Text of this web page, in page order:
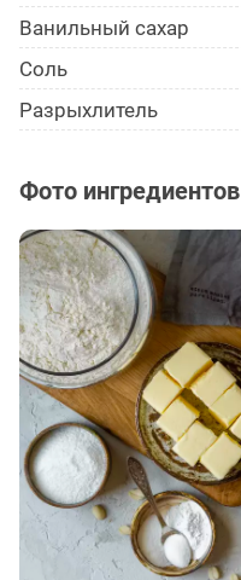
Ванильный сахар
Соль
Разрыхлитель
Фото ингредиентов